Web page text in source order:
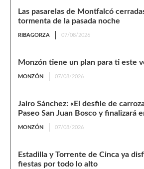
Las pasarelas de Montfalcó
tormenta de la pasada noche
RIBAGORZA 07/08/2026
Monzón tiene un plan para ti este
MONZÓN 07/08/2026
Jairo Sánchez: «El desfile de
Paseo San Juan Bosco y finalizará
MONZÓN 07/08/2026
Estadilla y Torrente de Cinca ya
fiestas por todo lo alto